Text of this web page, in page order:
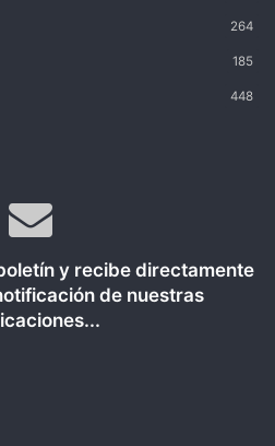
264
185
448
y recibe directamente
de nuestras